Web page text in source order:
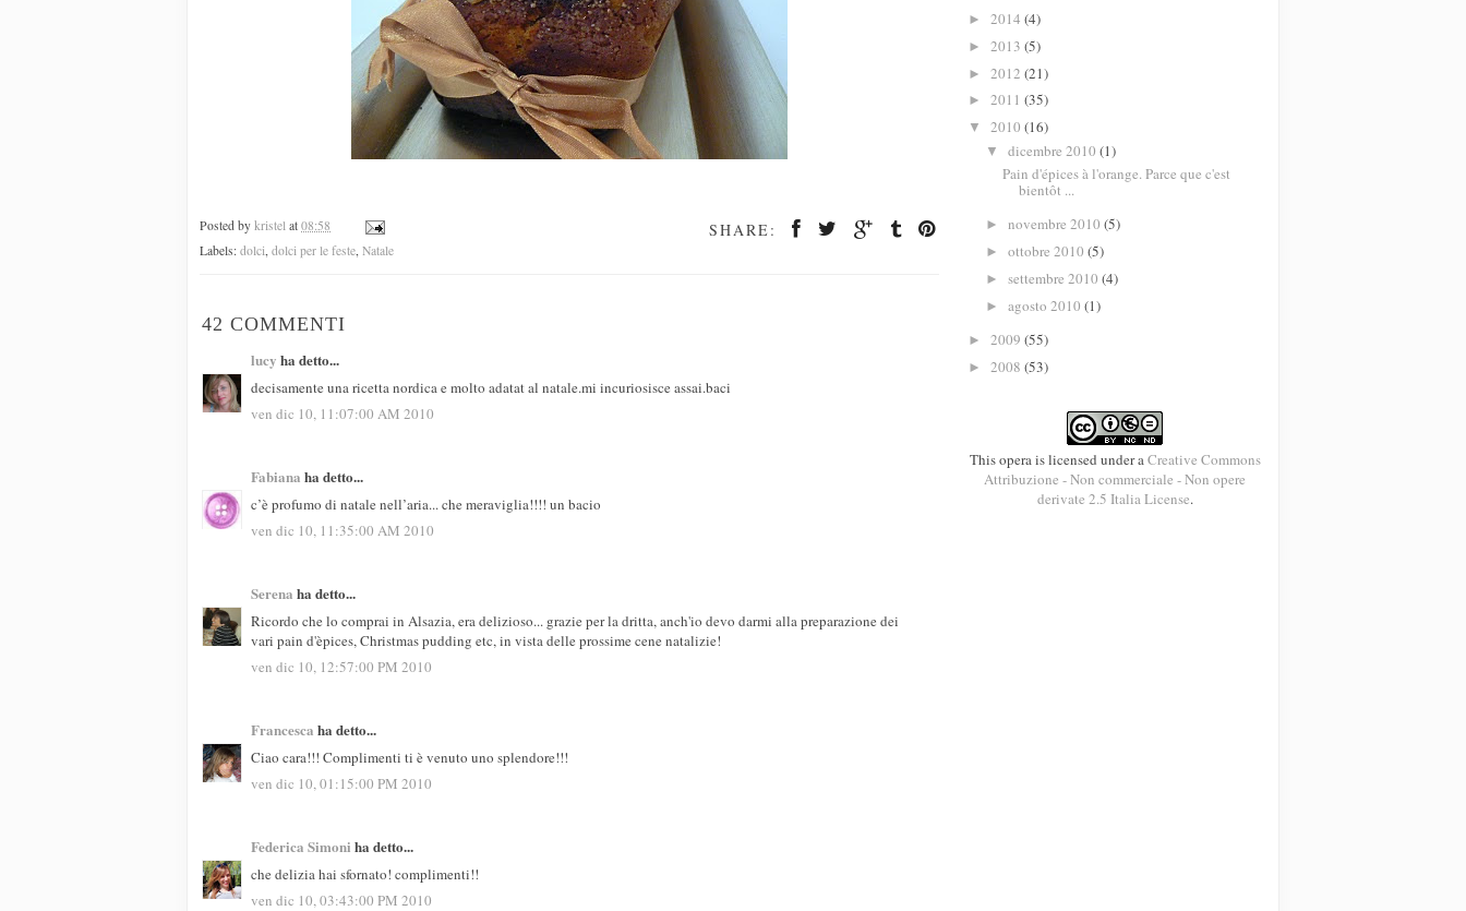
SHARE:
Posted by kristel at 08:58
Labels: dolci, dolci per le feste, Natale
42 COMMENTI
lucy ha detto...
decisamente una ricetta nordica e molto adatat al natale.mi incuriosisce assai.baci
ven dic 10, 11:07:00 AM 2010
Fabiana ha detto...
c’è profumo di natale nell’aria... che meraviglia!!!! un bacio
ven dic 10, 11:35:00 AM 2010
Serena ha detto...
Ricordo che lo comprai in Alsazia, era delizioso... grazie per la dritta, anch'io devo darmi alla preparazione dei
vari pain d'èpices, Christmas pudding etc, in vista delle prossime cene natalizie!
ven dic 10, 12:57:00 PM 2010
Francesca ha detto...
Ciao cara!!! Complimenti ti è venuto uno splendore!!!
ven dic 10, 01:15:00 PM 2010
Federica Simoni ha detto...
che delizia hai sfornato! complimenti!!
ven dic 10, 03:43:00 PM 2010
► 2014 (4)
► 2013 (5)
► 2012 (21)
► 2011 (35)
▼ 2010 (16)
▼ dicembre 2010 (1)
Pain d'épices à l'orange. Parce que c'est
bientôt ...
► novembre 2010 (5)
► ottobre 2010 (5)
► settembre 2010 (4)
► agosto 2010 (1)
► 2009 (55)
► 2008 (53)
This opera is licensed under aCreative Commons
Attribuzione - Non commerciale - Non opere
derivate 2.5 Italia License.